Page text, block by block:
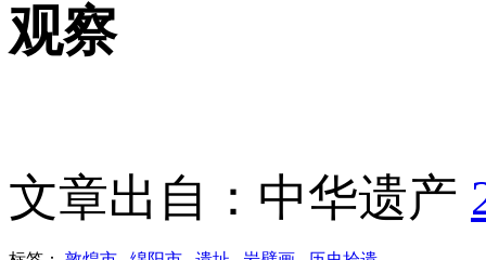
观察
文章出自：中华遗产